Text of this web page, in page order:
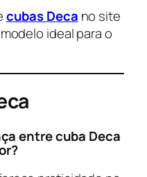
cubas Deca no site
ideal para o
entre cuba Deca